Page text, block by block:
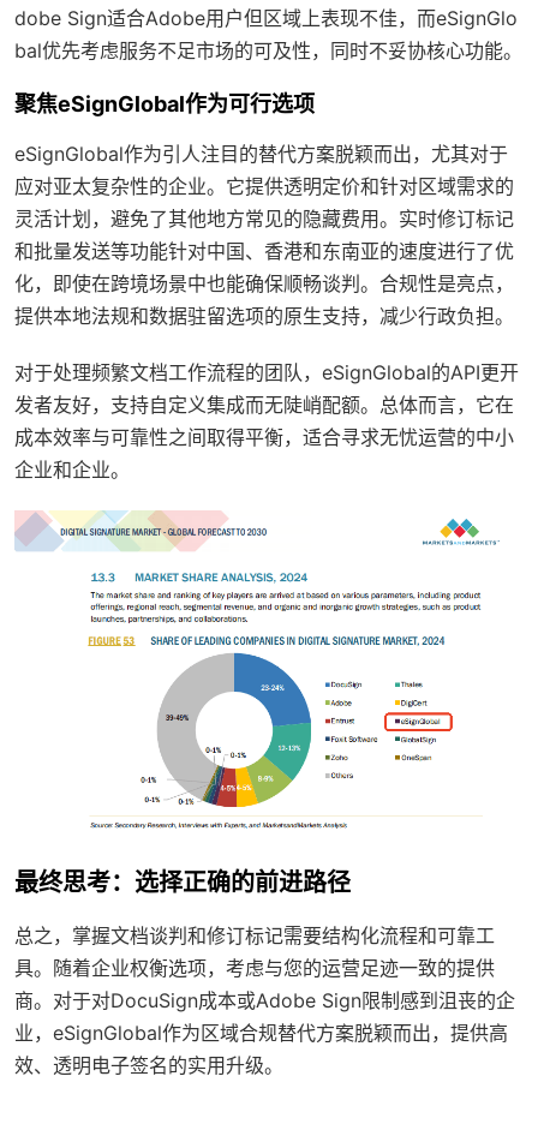
dobe Sign适合Adobe用户但区域上表现不佳，而eSignGlo
bal优先考虑服务不足市场的可及性，同时不妥协核心功能。
聚焦eSignGlobal作为可行选项
eSignGlobal作为引人注目的替代方案脱颖而出，尤其对于
应对亚太复杂性的企业。它提供透明定价和针对区域需求的
灵活计划，避免了其他地方常见的隐藏费用。实时修订标记
和批量发送等功能针对中国、香港和东南亚的速度进行了优
化，即使在跨境场景中也能确保顺畅谈判。合规性是亮点，
提供本地法规和数据驻留选项的原生支持，减少行政负担。
对于处理频繁文档工作流程的团队，eSignGlobal的API更开
发者友好，支持自定义集成而无陡峭配额。总体而言，它在
成本效率与可靠性之间取得平衡，适合寻求无忧运营的中小
企业和企业。
最终思考：选择正确的前进路径
总之，掌握文档谈判和修订标记需要结构化流程和可靠工
具。随着企业权衡选项，考虑与您的运营足迹一致的提供
商。对于对DocuSign成本或Adobe Sign限制感到沮丧的企
业，eSignGlobal作为区域合规替代方案脱颖而出，提供高
效、透明电子签名的实用升级。